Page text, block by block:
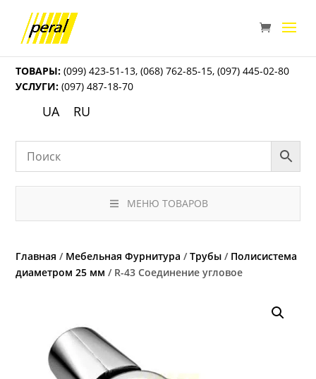
ТОВАРЫ: (099) 423-51-13,(068) 762-85-15,(097) 445-02-80
УСЛУГИ: (097) 487-18-70
UA RU
МЕНЮ ТОВАРОВ
Главная / Мебельная Фурнитура /Трубы / Полисистема
диаметром 25 мм / R-43 Соединение угловое